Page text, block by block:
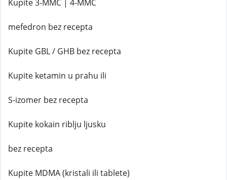
Kupite 3-MMC | 4-MMC
mefedron bez recepta
Kupite GBL / GHB bez recepta
Kupite ketamin u prahu ili
S-izomer bez recepta
Kupite kokain riblju ljusku
bez recepta
Kupite MDMA (kristali ili tablete)